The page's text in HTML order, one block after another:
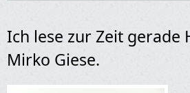
Ich lese zur Zeit gerade
Mirko Giese.